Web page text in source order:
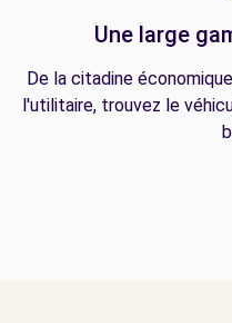
Une large
De la citadine
l'utilitaire, trouvez le